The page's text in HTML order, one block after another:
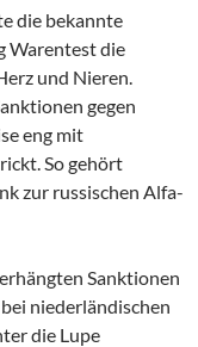
die bekannte
Warentest die
und Nieren.
gegen
eng mit
So gehört
zur russischen Alfa-
Sanktionen
niederländischen
die Lupe